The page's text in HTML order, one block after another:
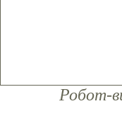
Робот-